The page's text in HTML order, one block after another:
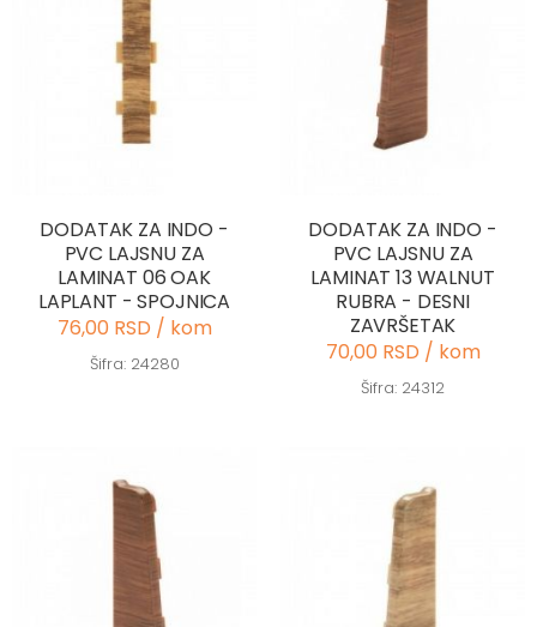
DODATAK ZA INDO -
PVC LAJSNU ZA
LAMINAT 06 OAK
LAPLANT - SPOJNICA
76,00 RSD / kom
Šifra: 24280
DODATAK ZA INDO -
PVC LAJSNU ZA
LAMINAT 13 WALNUT
RUBRA - DESNI
ZAVRŠETAK
70,00 RSD / kom
Šifra: 24312